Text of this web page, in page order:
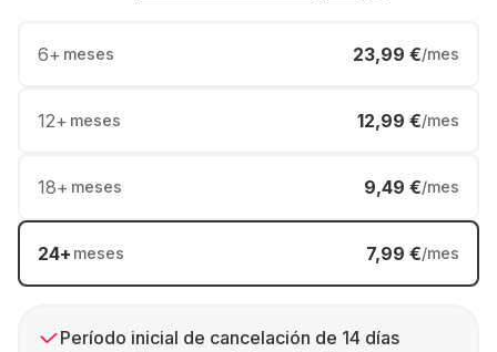
6+ meses 23,99 €/mes
12+ meses 12,99 €/mes
18+ meses 9,49 €/mes
24+ meses 7,99 €/mes
Período inicial de cancelación de 14 días